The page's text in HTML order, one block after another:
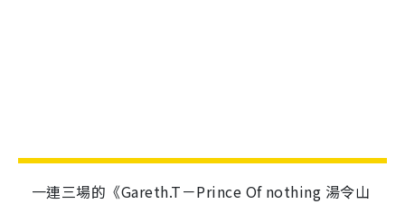
一連三場的《Gareth.T－Prince Of nothing 湯令山